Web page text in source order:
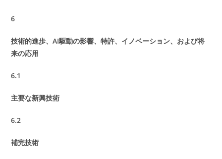
6
技術的進歩、AI駆動の影響、特許、イノベーション、および将
来の応用
6.1
主要な新興技術
6.2
補完技術